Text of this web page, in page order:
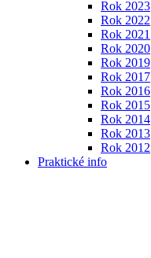
Rok 2023
Rok 2022
Rok 2021
Rok 2020
Rok 2019
Rok 2017
Rok 2016
Rok 2015
Rok 2014
Rok 2013
Rok 2012
Praktické info